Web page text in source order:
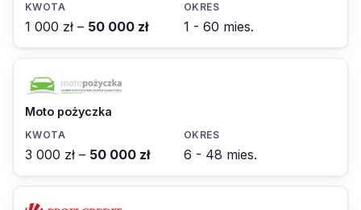
1 000 zł – 50 000 zł 1 - 60 mies.
Moto pożyczka
3 000 zł – 50 000 zł 6 - 48 mies.